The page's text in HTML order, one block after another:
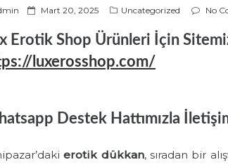
P
s
t
e
n
Mart 20, 2025 Uncategorized No
Erotik Shop Ürünleri İçin
luxerosshop.com/
Destek Hattımızla
erotik dükkan, sıradan bir